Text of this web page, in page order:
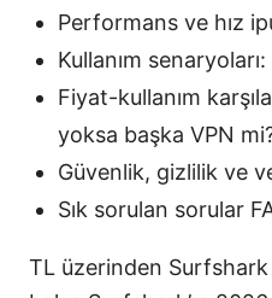
Performans ve hız
Kullanım
Fiyat-kullanım
yoksa başka VPN
Güvenlik, gizlilik ve
Sık sorulan sorular
TL üzerinden